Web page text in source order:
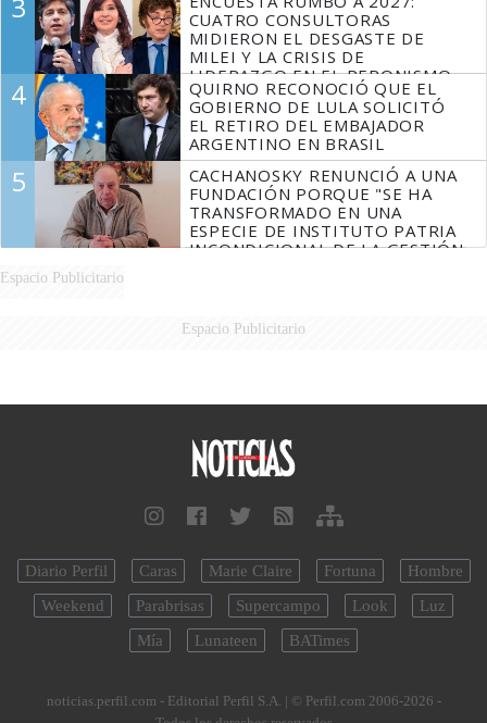
CUATRO CONSULTORAS
MIDIERON EL DESGASTE DE
MILEI Y LA CRISIS DE
LIDERAZGO EN EL PERONISMO
4
QUIRNO RECONOCIÓ QUE EL
GOBIERNO DE LULA SOLICITÓ
EL RETIRO DEL EMBAJADOR
ARGENTINO EN BRASIL
5
CACHANOSKY RENUNCIÓ A UNA
FUNDACIÓN PORQUE "SE HA
TRANSFORMADO EN UNA
ESPECIE DE INSTITUTO PATRIA
INCONDICIONAL DE LA GESTIÓN
Espacio Publicitario
Espacio Publicitario
Diario Perfil Caras Marie Claire Fortuna
Hombre
Weekend
Parabrisas Supercampo Look
Luz
Mía
Lunateen BATimes
noticias.perfil.com - Editorial Perfil S.A. | © Perfil.com 2006-2026 -